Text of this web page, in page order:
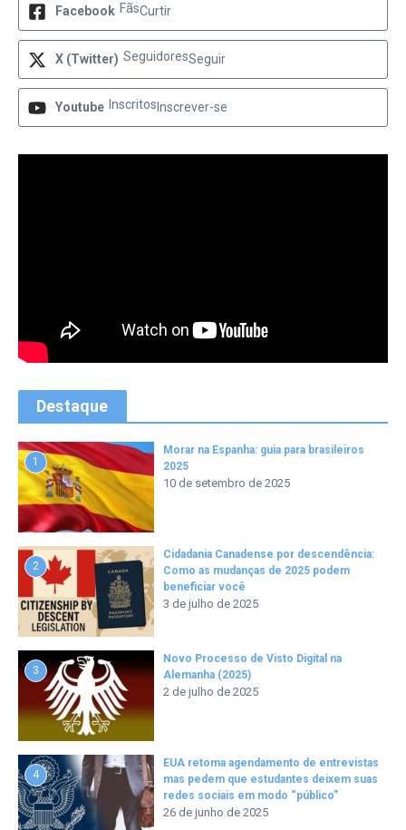
Facebook FãsCurtir
X (Twitter) SeguidoresSeguir
Youtube Inscritos Inscrever-se
Destaque
1
Morar na Espanha: guia para brasileiros
2025
10 de setembro de 2025
2
Cidadania Canadense por descendência:
Como as mudanças de 2025 podem
beneficiar você
3 de julho de 2025
3
Novo Processo de Visto Digital na
Alemanha (2025)
2 de julho de 2025
4
EUA retoma agendamento de entrevistas
mas pedem que estudantes deixem suas
redes sociais em modo “público”
26 de junho de 2025